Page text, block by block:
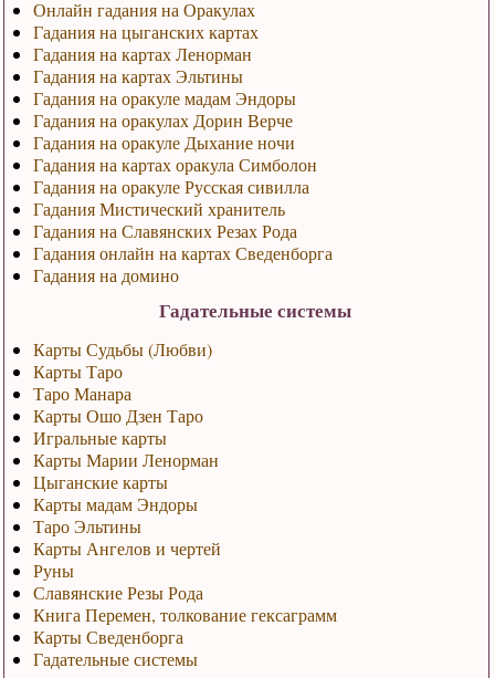
Онлайн гадания на Оракулах
Гадания на цыганских картах
Гадания на картах Ленорман
Гадания на картах Эльтины
Гадания на оракуле мадам Эндоры
Гадания на оракулах Дорин Верче
Гадания на оракуле Дыхание ночи
Гадания на картах оракула Симболон
Гадания на оракуле Русская сивилла
Гадания Мистический хранитель
Гадания на Славянских Резах Рода
Гадания онлайн на картах Сведенборга
Гадания на домино
Гадательные системы
Карты Судьбы (Любви)
Карты Таро
Таро Манара
Карты Ошо Дзен Таро
Игральные карты
Карты Марии Ленорман
Цыганские карты
Карты мадам Эндоры
Таро Эльтины
Карты Ангелов и чертей
Руны
Славянские Резы Рода
Книга Перемен, толкование гексаграмм
Карты Сведенборга
Гадательные системы